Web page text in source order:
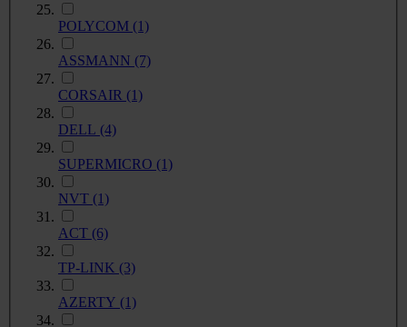
POLYCOM (1)
ASSMANN (7)
CORSAIR (1)
DELL (4)
SUPERMICRO (1)
NVT (1)
ACT (6)
TP-LINK (3)
AZERTY (1)